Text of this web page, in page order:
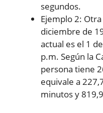
segundos.
Ejemplo 2:
diciembre de
actual es el 1
p.m. Según la
persona tiene
equivale a
minutos y